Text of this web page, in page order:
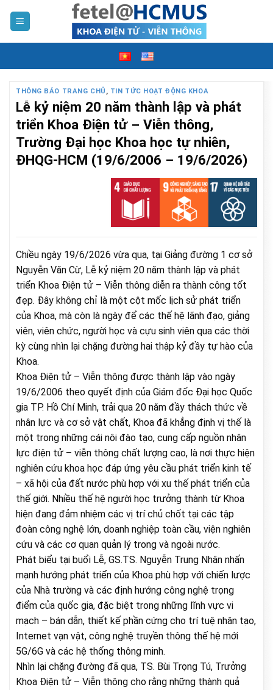
THÔNG BÁO TRANG CHỦ , TIN TỨC HOẠT ĐỘNG KHOA
Lễ kỷ niệm 20 năm thành lập và phát
triển Khoa Điện tử – Viễn thông,
Trường Đại học Khoa học tự nhiên,
ĐHQG-HCM (19/6/2006 – 19/6/2026)
Chiều ngày 19/6/2026 vừa qua, tại Giảng đường 1 cơ sở
Nguyễn Văn Cừ, Lễ kỷ niệm 20 năm thành lập và phát
triển Khoa Điện tử – Viễn thông diễn ra thành công tốt
đẹp. Đây không chỉ là một cột mốc lịch sử phát triển
của Khoa, mà còn là ngày để các thế hệ lãnh đạo, giảng
viên, viên chức, người học và cựu sinh viên qua các thời
kỳ cùng nhìn lại chặng đường hai thập kỷ đầy tự hào của
Khoa.
Khoa Điện tử – Viễn thông được thành lập vào ngày
19/6/2006 theo quyết định của Giám đốc Đại học Quốc
gia TP. Hồ Chí Minh, trải qua 20 năm đầy thách thức về
nhân lực và cơ sở vật chất, Khoa đã khẳng định vị thế là
một trong những cái nôi đào tạo, cung cấp nguồn nhân
lực điện tử – viễn thông chất lượng cao, là nơi thực hiện
nghiên cứu khoa học đáp ứng yêu cầu phát triển kinh tế
– xã hội của đất nước phù hợp với xu thế phát triển của
thế giới. Nhiều thế hệ người học trưởng thành từ Khoa
hiện đang đảm nhiệm các vị trí chủ chốt tại các tập
đoàn công nghệ lớn, doanh nghiệp toàn cầu, viện nghiên
cứu và các cơ quan quản lý trong và ngoài nước.
Phát biểu tại buổi Lễ, GS.TS. Nguyễn Trung Nhân nhấn
mạnh hướng phát triển của Khoa phù hợp với chiến lược
của Nhà trường và các định hướng công nghệ trọng
điểm của quốc gia, đặc biệt trong những lĩnh vực vi
mạch – bán dẫn, thiết kế phần cứng cho trí tuệ nhân tạo,
Internet vạn vật, công nghệ truyền thông thế hệ mới
5G/6G và các hệ thống thông minh.
Nhìn lại chặng đường đã qua, TS. Bùi Trọng Tú, Trưởng
Khoa Điện tử – Viễn thông cho rằng những thành quả